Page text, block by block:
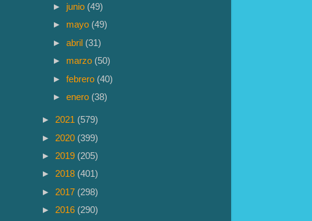
► junio (49)
► mayo (49)
►abril (31)
► marzo (50)
►febrero (40)
►enero (38)
► 2021 (579)
► 2020 (399)
► 2019 (205)
► 2018 (401)
► 2017 (298)
► 2016 (290)